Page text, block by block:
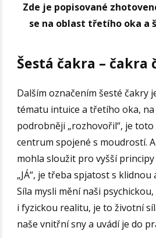
Zde je popisované
se na oblast třetího oka a
Šestá čakra – čakra
Dalším označením šesté čakry
tématu intuice a třetího oka,
podrobněji „rozhovořil“, je
centrum spojené s moudrostí.
mohla sloužit pro vyšší
„JÁ“, je třeba spjatost s klidnou
Síla mysli mění naši
i fyzickou realitu, je to životní
naše vnitřní sny a uvádí je do